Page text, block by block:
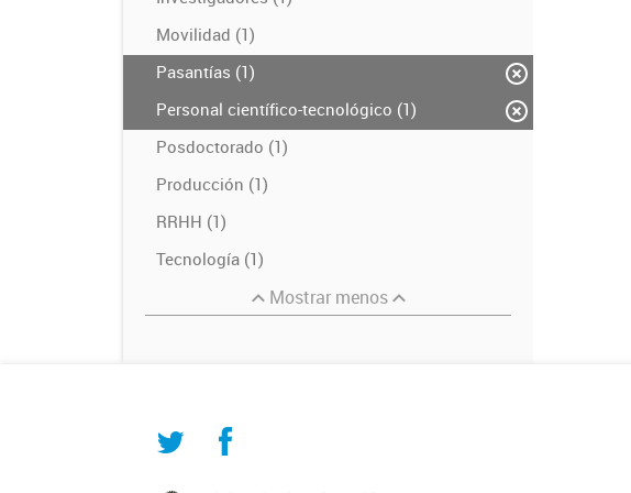
Movilidad (1)
Pasantías (1)
Personal científico-tecnológico (1)
Posdoctorado (1)
Producción (1)
RRHH (1)
Tecnología (1)
Mostrar menos